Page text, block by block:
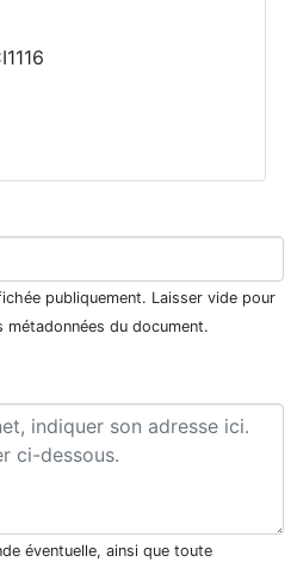
publiquement. Laisser vide pour
métadonnées du document.
éventuelle, ainsi que toute